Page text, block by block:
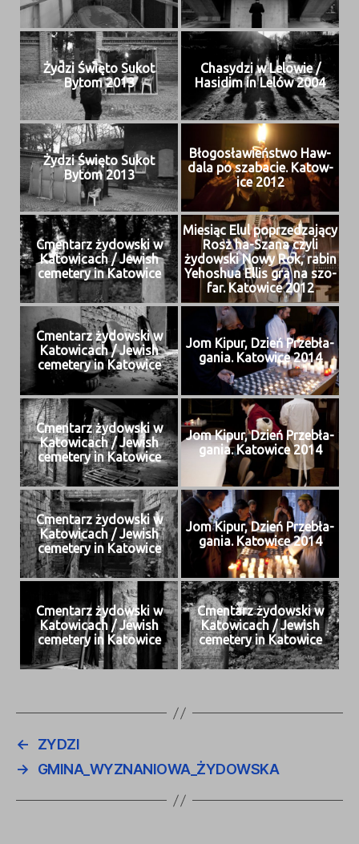
Żydzi Świę­to Sukot
Bytom 2013
Chasy­dzi w Lelowie /
Hasidim in Lelów 2004
Żydzi Świę­to Sukot
Bytom 2013
Bło­gosław­ieńst­wo Haw­
dala po szaba­cie. Katow­
ice 2012
Cmen­tarz żydows­ki w
Katow­icach / Jew­ish
ceme­tery in Katowice
Miesiąc Elul poprzedza­ją­cy
Rosz ha-Szana czyli
żydows­ki Nowy Rok, rabin
Yehoshua Ellis gra na szo­
far. Katow­ice 2012
Cmen­tarz żydows­ki w
Katow­icach / Jew­ish
ceme­tery in Katowice
Jom Kipur, Dzień Prze­bła­
gania. Katow­ice 2014
Cmen­tarz żydows­ki w
Katow­icach / Jew­ish
ceme­tery in Katowice
Jom Kipur, Dzień Prze­bła­
gania. Katow­ice 2014
Cmen­tarz żydows­ki w
Katow­icach / Jew­ish
ceme­tery in Katowice
Jom Kipur, Dzień Prze­bła­
gania. Katow­ice 2014
Cmen­tarz żydows­ki w
Katow­icach / Jew­ish
ceme­tery in Katowice
Cmen­tarz żydows­ki w
Katow­icach / Jew­ish
ceme­tery in Katowice
←
ZYDZI
→
GMINA_WYZNANIOWA_ŻYDOWSKA